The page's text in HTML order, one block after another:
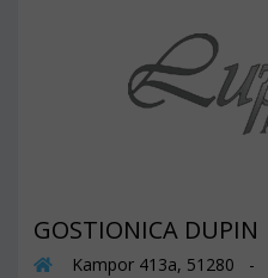
GOSTIONICA DUPIN
Kampor 413a, 51280 -